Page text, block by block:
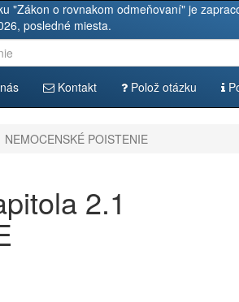
o rovnakom odmeňovaní" je
posledné miesta.
Kontakt Polož otázku
POISTENIE
2.1